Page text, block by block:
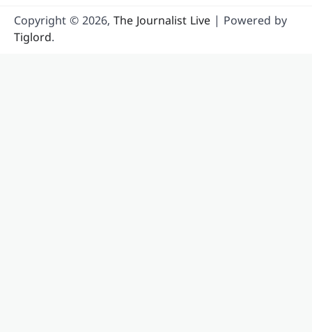
സംവിധാനത്തിൽ
Copyright © 2026, The Journalist Live | Powered by
Tiglord.